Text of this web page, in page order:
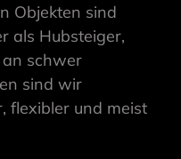
Objekten sind
als Hubsteiger,
an schwer
sind wir
flexibler und meist